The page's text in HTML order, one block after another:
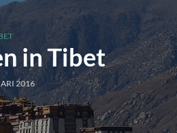
in Tibet
2016